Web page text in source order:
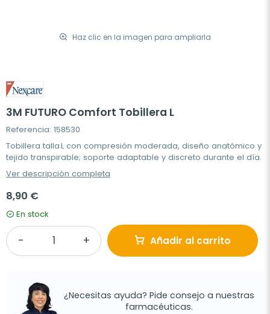
Haz clic en la imagen para ampliarla
3M FUTURO Comfort Tobillera L
Referencia: 158530
Tobillera talla L con compresión moderada, diseño anatómico y
tejido transpirable; soporte adaptable y discreto durante el día.
Ver descripción completa
8,90 €
En stock
Añadir al carrito
¿Necesitas ayuda? Pide consejo a nuestras
farmacéuticas.